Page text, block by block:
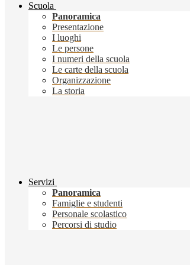
Scuola
Panoramica
Presentazione
I luoghi
Le persone
I numeri della scuola
Le carte della scuola
Organizzazione
La storia
Servizi
Panoramica
Famiglie e studenti
Personale scolastico
Percorsi di studio